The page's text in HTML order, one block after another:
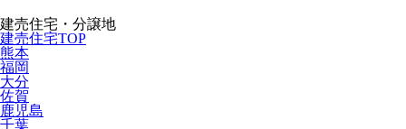
建売住宅・分譲地
建売住宅TOP
熊本
福岡
大分
佐賀
鹿児島
千葉